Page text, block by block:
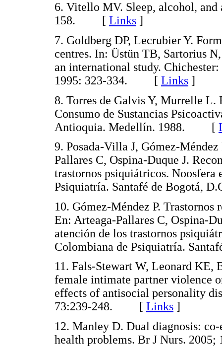
6. Vitello MV. Sleep, alcohol,
158. [ Links ]
7. Goldberg DP, Lecrubier Y.
centres. In: Üstün TB, Sartorius
an international study.
1995: 323-334. [ Links ]
8. Torres de Galvis Y, Murrelle
Consumo de Sustancias
Antioquia. Medellín. 1988. [
9. Posada-Villa J, Gómez-
Pallares C, Ospina-Duque J.
trastornos psiquiátricos.
Psiquiatría. Santafé de
10. Gómez-Méndez P. Trastornos
En: Arteaga-Pallares C, Ospina-
atención de los trastornos
Colombiana de Psiquiatría.
11. Fals-Stewart W, Leonard KE,
female intimate partner violence
effects of antisocial personality
73:239-248. [ Links ]
12. Manley D. Dual diagnosis:
health problems. Br J Nurs.